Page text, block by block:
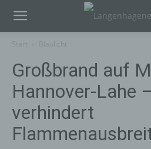
Großbrand auf
Hannover-Lahe
verhindert